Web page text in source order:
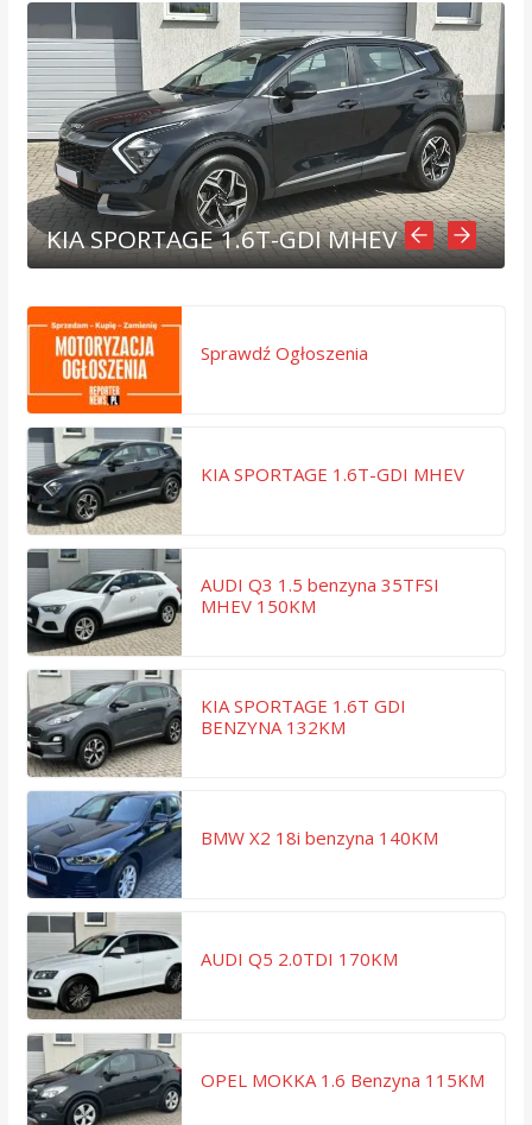
KIA SPORTAGE 1.6T-GDI MHEV
Sprawdź Ogłoszenia
KIA SPORTAGE 1.6T-GDI MHEV
AUDI Q3 1.5 benzyna 35TFSI
MHEV 150KM
KIA SPORTAGE 1.6T GDI
BENZYNA 132KM
BMW X2 18i benzyna 140KM
AUDI Q5 2.0TDI 170KM
OPEL MOKKA 1.6 Benzyna 115KM